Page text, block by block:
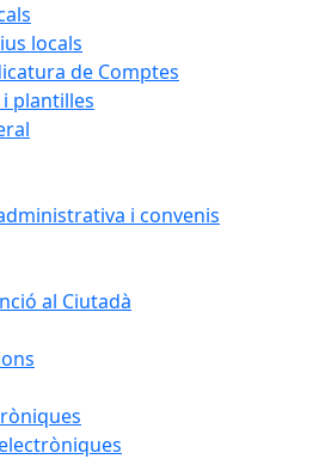
locals
de Comptes
plantilles
i convenis
al Ciutadà